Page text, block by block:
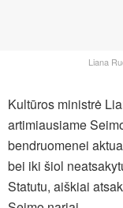
Liana
Kultūros ministrė
artimiausiame
bendruomenei
bei iki šiol
Statutu, aiškiai